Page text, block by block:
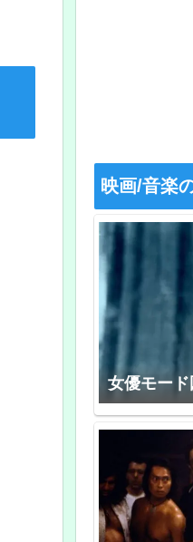
映画/音楽
女優モード